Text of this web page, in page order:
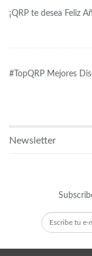
¡QRP te desea Feliz
#TopQRP Mejores
Newsletter